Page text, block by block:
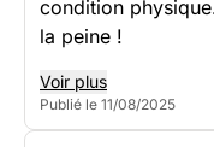
condition
la peine !
Voir plus
Publié le 11/08/2025